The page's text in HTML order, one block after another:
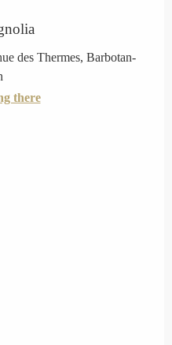
des Thermes, Barbotan-
there